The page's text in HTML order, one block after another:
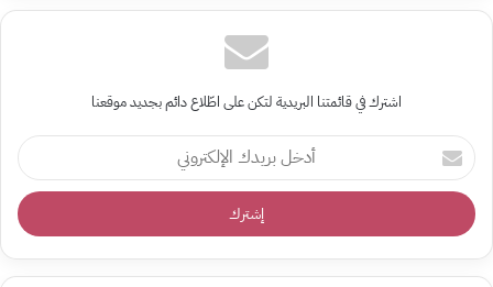
اشترك في قائمتنا البريدية لتكن على اطّلاع دائم بجديد موقعنا
أدخل
بريدك
الإلكتروني